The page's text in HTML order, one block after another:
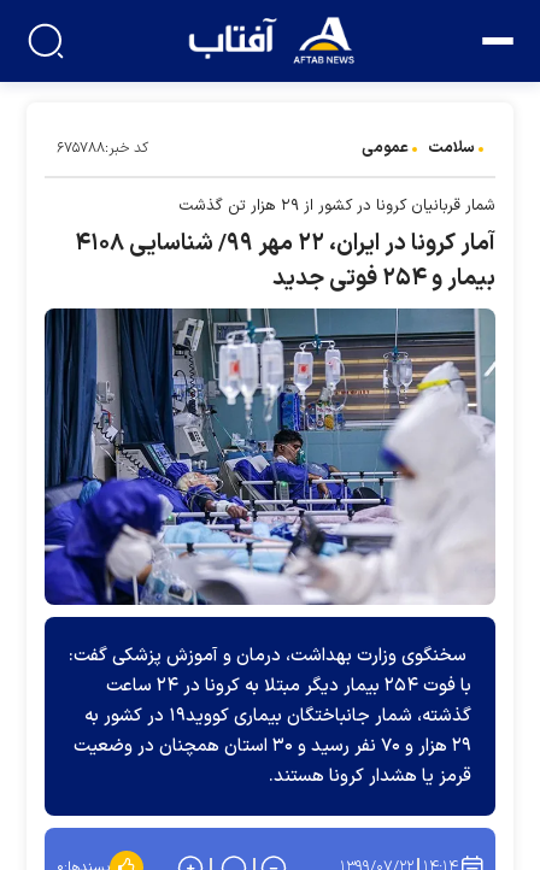
سلامت عمومی کد خبر:۶۷۵۷۸۸
شمار قربانیان کرونا در کشور از ۲۹ هزار تن گذشت
آمار کرونا در ایران، ۲۲ مهر ۹۹/ شناسایی ۴۱۰۸
بیمار و ۲۵۴ فوتی جدید
سخنگوی وزارت بهداشت، درمان و آموزش پزشکی گفت:
با فوت ۲۵۴ بیمار دیگر مبتلا به کرونا در ۲۴ ساعت
گذشته، شمار جانباختگان بیماری کووید۱۹ در کشور به
۲۹ هزار و ۷۰ نفر رسید و ۳۰ استان همچنان در وضعیت
قرمز یا هشدار کرونا هستند.